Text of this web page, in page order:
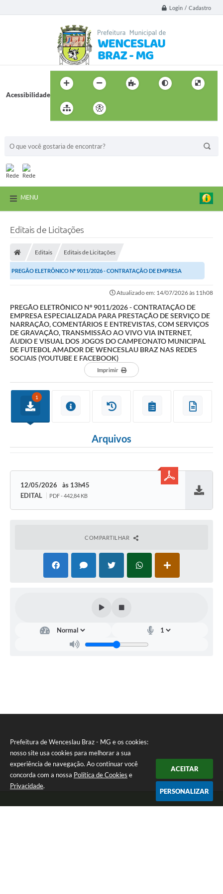
Prefeitura de Wenceslau Braz - MG e os cookies:
nosso site usa cookies para melhorar a sua
experiência de navegação. Ao continuar você
concorda com a nossa Política de Cookies e
Privacidade.
ACEITAR
PERSONALIZAR
Login / Cadastro
Acessibilidade
MENU
Editais de Licitações
Editais Editais de Licitações
PREGÃO ELETRÔNICO Nº 9011/2026 - CONTRATAÇÃO DE EMPRESA
Atualizado em: 14/07/2026 às 11h08
PREGÃO ELETRÔNICO Nº 9011/2026 - CONTRATAÇÃO DE
EMPRESA ESPECIALIZADA PARA PRESTAÇÃO DE SERVIÇO DE
NARRAÇÃO, COMENTÁRIOS E ENTREVISTAS, COM SERVIÇOS
DE GRAVAÇÃO, TRANSMISSÃO AO VIVO VIA INTERNET,
ÁUDIO E VISUAL DOS JOGOS DO CAMPEONATO MUNICIPAL
DE FUTEBOL AMADOR DE WENCESLAU BRAZ NAS REDES
SOCIAIS (YOUTUBE E FACEBOOK)
Imprimir
1
Arquivos
12/05/2026
13h45
EDITAL
PDF - 442,84 KB
COMPARTILHAR
Telefone: (35) 99971-1768